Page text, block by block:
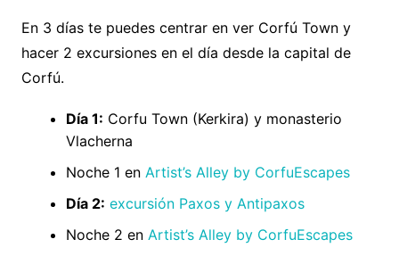
En 3 días te puedes centrar en ver Corfú Town y
hacer 2 excursiones en el día desde la capital de
Corfú.
Día 1: Corfu Town (Kerkira) y monasterio
Vlacherna
Noche 1 en Artist’s Alley by CorfuEscapes
Día 2: excursión Paxos y Antipaxos
Noche 2 en Artist’s Alley by CorfuEscapes